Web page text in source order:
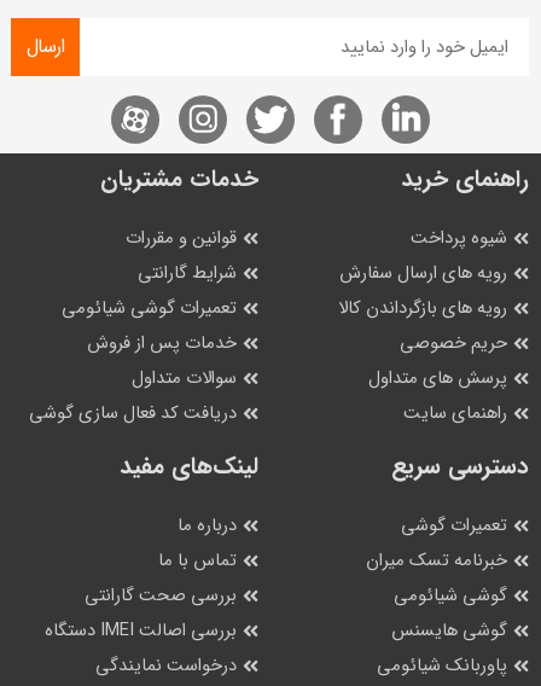
ارسال
راهنمای خرید
شیوه پرداخت
رویه های ارسال سفارش
رویه های بازگرداندن کالا
حریم خصوصی
پرسش های متداول
راهنمای سایت
خدمات مشتریان
قوانین و مقررات
شرایط گارانتی
تعمیرات گوشی شیائومی
خدمات پس از فروش
سوالات متداول
دریافت کد فعال سازی گوشی
دسترسی سریع
تعمیرات گوشی
خبرنامه تسک میران
گوشی شیائومی
گوشی هایسنس
پاوربانک شیائومی
لینک‌های مفید
درباره ما
تماس با ما
بررسی صحت گارانتی
بررسی اصالت IMEI دستگاه
درخواست نمایندگی